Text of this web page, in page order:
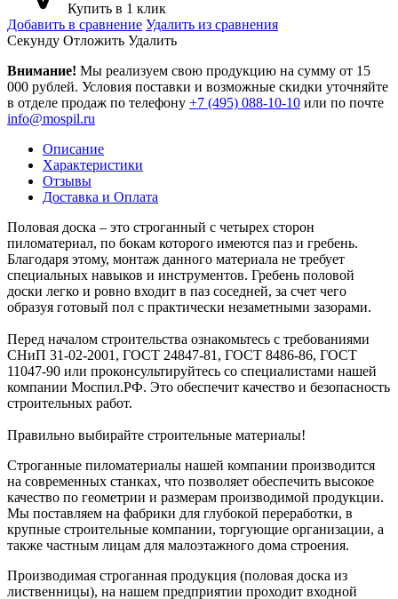
Купить в 1 клик
Добавить в сравнение Удалить из сравнения
Cекунду Отложить Удалить
Внимание! Мы реализуем свою продукцию на сумму от 15
000 рублей. Условия поставки и возможные скидки уточняйте
в отделе продаж по телефону +7 (495) 088-10-10 или по почте
info@mospil.ru
Описание
Характеристики
Отзывы
Доставка и Оплата
Половая доска – это строганный с четырех сторон
пиломатериал, по бокам которого имеются паз и гребень.
Благодаря этому, монтаж данного материала не требует
специальных навыков и инструментов. Гребень половой
доски легко и ровно входит в паз соседней, за счет чего
образуя готовый пол с практически незаметными зазорами.
Перед началом строительства ознакомьтесь с требованиями
СНиП 31-02-2001, ГОСТ 24847-81, ГОСТ 8486-86, ГОСТ
11047-90 или проконсультируйтесь со специалистами нашей
компании Моспил.РФ. Это обеспечит качество и безопасность
строительных работ.
Правильно выбирайте строительные материалы!
Строганные пиломатериалы нашей компании производится
на современных станках, что позволяет обеспечить высокое
качество по геометрии и размерам производимой продукции.
Мы поставляем на фабрики для глубокой переработки, в
крупные строительные компании, торгующие организации, а
также частным лицам для малоэтажного дома строения.
Производимая строганная продукция (половая доска из
лиственницы), на нашем предприятии проходит входной